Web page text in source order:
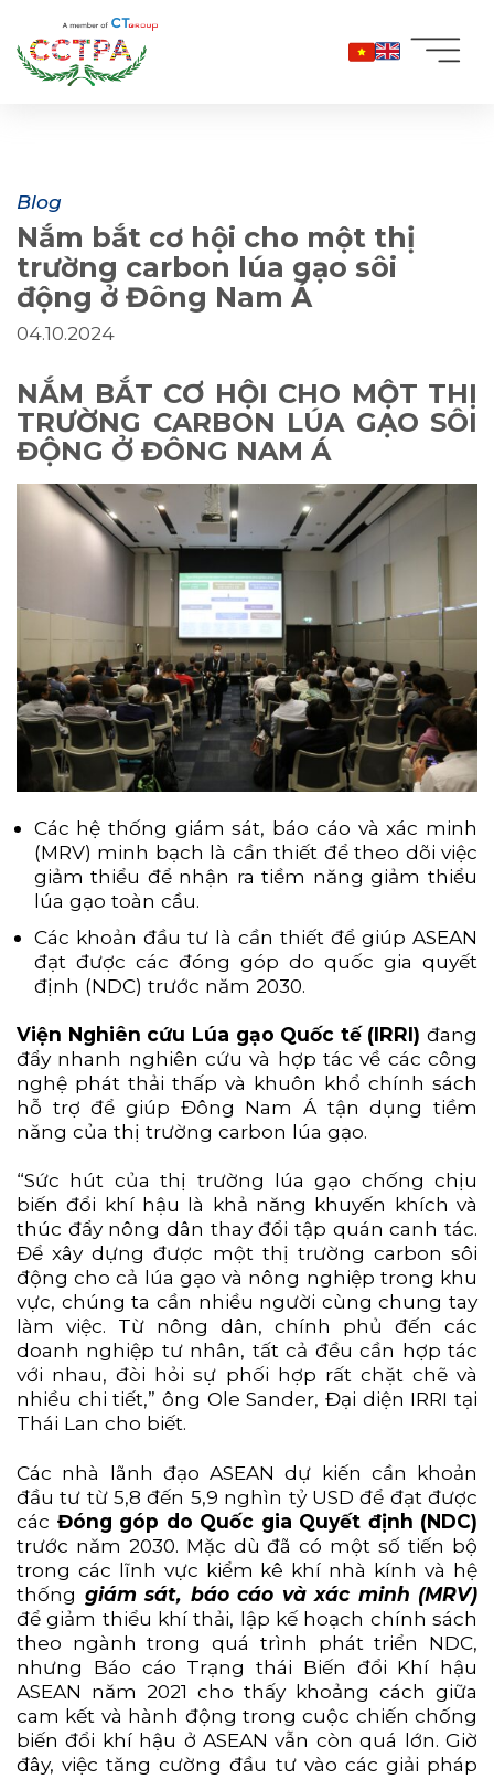
qua
nội
dung
Blog
Nắm bắt cơ hội cho một thị
trường carbon lúa gạo sôi
động ở Đông Nam Á
04.10.2024
NẮM BẮT CƠ HỘI CHO MỘT THỊ
TRƯỜNG CARBON LÚA GẠO SÔI
ĐỘNG Ở ĐÔNG NAM Á
Các hệ thống giám sát, báo cáo và xác minh
(MRV) minh bạch là cần thiết để theo dõi việc
giảm thiểu để nhận ra tiềm năng giảm thiểu
lúa gạo toàn cầu.
Các khoản đầu tư là cần thiết để giúp ASEAN
đạt được các đóng góp do quốc gia quyết
định (NDC) trước năm 2030.
Viện Nghiên cứu Lúa gạo Quốc tế (IRRI) đang
đẩy nhanh nghiên cứu và hợp tác về các công
nghệ phát thải thấp và khuôn khổ chính sách
hỗ trợ để giúp Đông Nam Á tận dụng tiềm
năng của thị trường carbon lúa gạo.
“Sức hút của thị trường lúa gạo chống chịu
biến đổi khí hậu là khả năng khuyến khích và
thúc đẩy nông dân thay đổi tập quán canh tác.
Để xây dựng được một thị trường carbon sôi
động cho cả lúa gạo và nông nghiệp trong khu
vực, chúng ta cần nhiều người cùng chung tay
làm việc. Từ nông dân, chính phủ đến các
doanh nghiệp tư nhân, tất cả đều cần hợp tác
với nhau, đòi hỏi sự phối hợp rất chặt chẽ và
nhiều chi tiết,” ông Ole Sander, Đại diện IRRI tại
Thái Lan cho biết.
Các nhà lãnh đạo ASEAN dự kiến cần khoản
đầu tư từ 5,8 đến 5,9 nghìn tỷ USD để đạt được
các Đóng góp do Quốc gia Quyết định (NDC)
trước năm 2030. Mặc dù đã có một số tiến bộ
trong các lĩnh vực kiểm kê khí nhà kính và hệ
thống giám sát, báo cáo và xác minh (MRV)
để giảm thiểu khí thải, lập kế hoạch chính sách
theo ngành trong quá trình phát triển NDC,
nhưng Báo cáo Trạng thái Biến đổi Khí hậu
ASEAN năm 2021 cho thấy khoảng cách giữa
cam kết và hành động trong cuộc chiến chống
biến đổi khí hậu ở ASEAN vẫn còn quá lớn. Giờ
đây, việc tăng cường đầu tư vào các giải pháp